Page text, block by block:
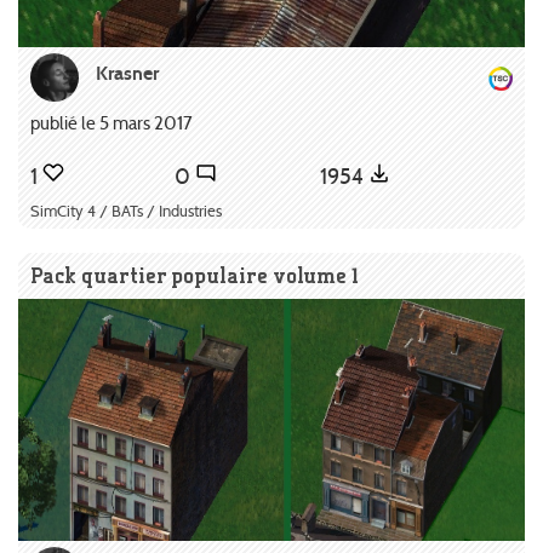
Krasner
publié le 5 mars 2017
1 0 1954
SimCity 4 / BATs / Industries
Pack quartier populaire volume 1